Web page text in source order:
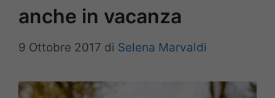
anche in vacanza
9 Ottobre 2017 di Selena Marvaldi